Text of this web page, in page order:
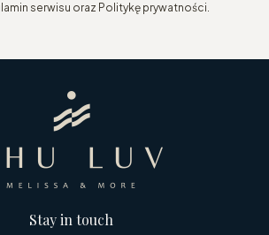
serwisu oraz Politykę prywatności.
Stay in touch